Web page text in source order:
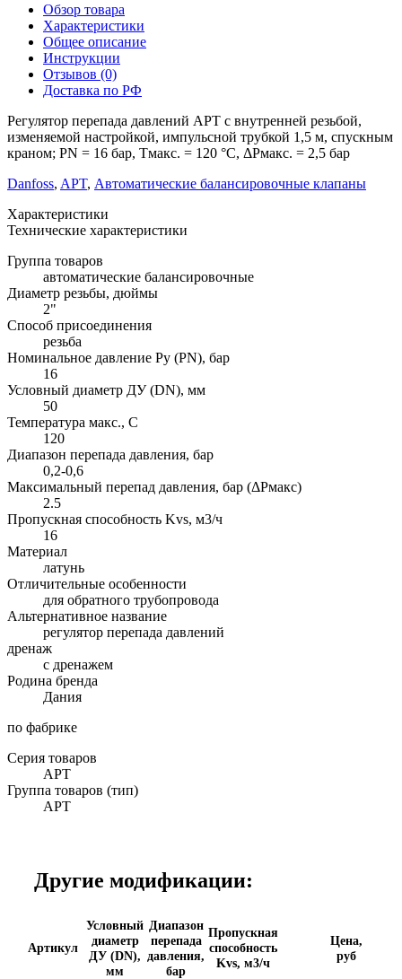
Обзор товара
Характеристики
Общее описание
Инструкции
Отзывов (0)
Доставка по РФ
Регулятор перепада давлений APT с внутренней резьбой,
изменяемой настройкой, импульсной трубкой 1,5 м, спускным
краном; PN = 16 бар, Тмакс. = 120 °С, ΔPмакс. = 2,5 бар
Danfoss, APT, Автоматические балансировочные клапаны
Характеристики
Технические характеристики
Группа товаров
автоматические балансировочные
Диаметр резьбы, дюймы
2"
Способ присоединения
резьба
Номинальное давление Ру (PN), бар
16
Условный диаметр ДУ (DN), мм
50
Температура макс., С
120
Диапазон перепада давления, бар
0,2-0,6
Максимальный перепад давления, бар (ΔPмакс)
2.5
Пропускная способность Kvs, м3/ч
16
Материал
латунь
Отличительные особенности
для обратного трубопровода
Альтернативное название
регулятор перепада давлений
дренаж
с дренажем
Родина бренда
Дания
по фабрике
Серия товаров
APT
Группа товаров (тип)
APT
Другие модификации:
Артикул
Условный
диаметр
ДУ (DN),
мм
Диапазон
перепада
давления,
бар
Пропускная
способность
Kvs, м3/ч
Цена,
руб